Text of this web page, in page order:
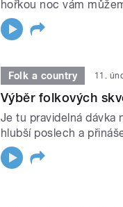
hořkou noc vám
Folk a country 11.
Výběr folkových
Je tu pravidelná dávka
hlubší poslech a